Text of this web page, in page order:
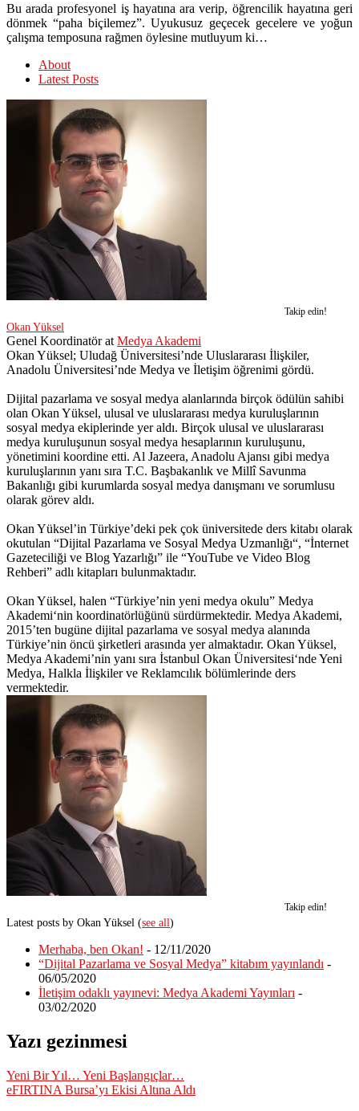
Bu arada profesyonel iş hayatına ara verip, öğrencilik hayatına geri
dönmek “paha biçilemez”. Uyukusuz geçecek gecelere ve yoğun
çalışma temposuna rağmen öylesine mutluyum ki…
About
Latest Posts
Takip edin!
Okan Yüksel
Genel Koordinatörat Medya Akademi
Okan Yüksel; Uludağ Üniversitesi’nde Uluslararası İlişkiler,
Anadolu Üniversitesi’nde Medya ve İletişim öğrenimi gördü.
Dijital pazarlama ve sosyal medya alanlarında birçok ödülün sahibi
olan Okan Yüksel, ulusal ve uluslararası medya kuruluşlarının
sosyal medya ekiplerinde yer aldı. Birçok ulusal ve uluslararası
medya kuruluşunun sosyal medya hesaplarının kuruluşunu,
yönetimini koordine etti. Al Jazeera, Anadolu Ajansı gibi medya
kuruluşlarının yanı sıra T.C. Başbakanlık ve Millî Savunma
Bakanlığı gibi kurumlarda sosyal medya danışmanı ve sorumlusu
olarak görev aldı.
Okan Yüksel’in Türkiye’deki pek çok üniversitede ders kitabı olarak
okutulan “Dijital Pazarlama ve Sosyal Medya Uzmanlığı“, “İnternet
Gazeteciliği ve Blog Yazarlığı” ile “YouTube ve Video Blog
Rehberi” adlı kitapları bulunmaktadır.
Okan Yüksel, halen “Türkiye’nin yeni medya okulu” Medya
Akademi‘nin koordinatörlüğünü sürdürmektedir. Medya Akademi,
2015’ten bugüne dijital pazarlama ve sosyal medya alanında
Türkiye’nin öncü şirketleri arasında yer almaktadır. Okan Yüksel,
Medya Akademi’nin yanı sıra İstanbul Okan Üniversitesi‘nde Yeni
Medya, Halkla İlişkiler ve Reklamcılık bölümlerinde ders
vermektedir.
Takip edin!
Latest posts by Okan Yüksel (see all)
Merhaba, ben Okan! - 12/11/2020
“Dijital Pazarlama ve Sosyal Medya” kitabım yayınlandı -
06/05/2020
İletişim odaklı yayınevi: Medya Akademi Yayınları -
03/02/2020
Yazı gezinmesi
Yeni Bir Yıl… Yeni Başlangıçlar…
eFIRTINA Bursa’yı Ekisi Altına Aldı